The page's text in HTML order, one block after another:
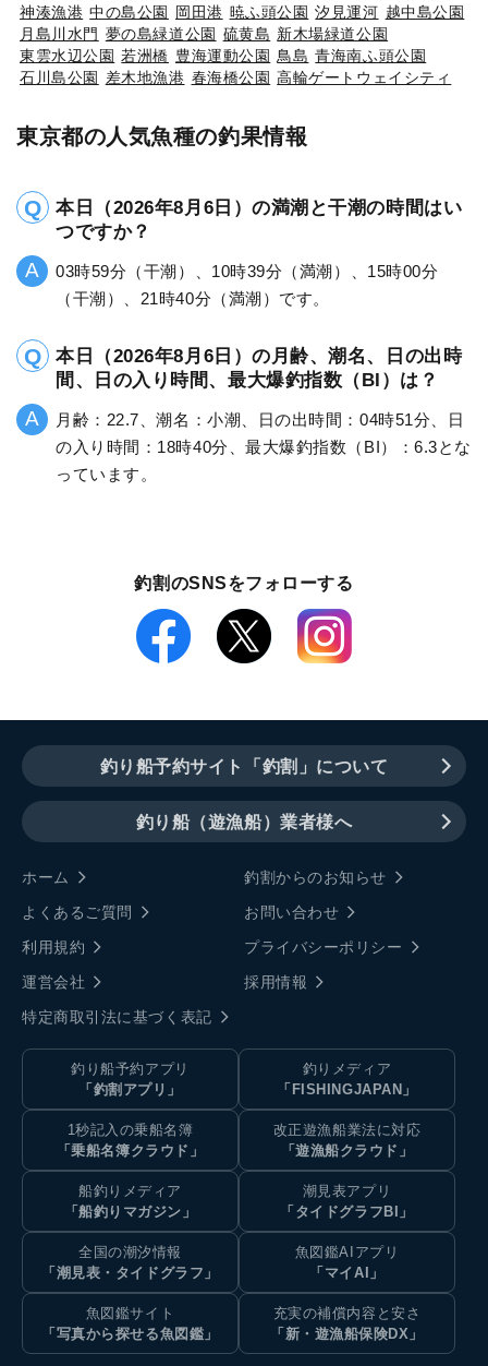
神湊漁港 中の島公園 岡田港 暁ふ頭公園 汐見運河 越中島公園
月島川水門 夢の島緑道公園 硫黄島 新木場緑道公園
東雲水辺公園 若洲橋 豊海運動公園 鳥島 青海南ふ頭公園
石川島公園 差木地漁港 春海橋公園 高輪ゲートウェイシティ
東京都の人気魚種の釣果情報
本日（2026年8月6日）の満潮と干潮の時間はい
つですか？
03時59分（干潮）、10時39分（満潮）、15時00分
（干潮）、21時40分（満潮）です。
本日（2026年8月6日）の月齢、潮名、日の出時
間、日の入り時間、最大爆釣指数（BI）は？
月齢：22.7、潮名：小潮、日の出時間：04時51分、日
の入り時間：18時40分、最大爆釣指数（BI）：6.3とな
っています。
釣割のSNSをフォローする
釣り船予約サイト「釣割」について
釣り船（遊漁船）業者様へ
ホーム
釣割からのお知らせ
よくあるご質問
お問い合わせ
利用規約
プライバシーポリシー
運営会社
採用情報
特定商取引法に基づく表記
釣り船予約アプリ
「釣割アプリ」
釣りメディア
「FISHINGJAPAN」
1秒記入の乗船名簿
「乗船名簿クラウド」
改正遊漁船業法に対応
「遊漁船クラウド」
船釣りメディア
「船釣りマガジン」
潮見表アプリ
「タイドグラフBI」
全国の潮汐情報
「潮見表・タイドグラフ」
魚図鑑AIアプリ
「マイAI」
魚図鑑サイト
「写真から探せる魚図鑑」
充実の補償内容と安さ
「新・遊漁船保険DX」